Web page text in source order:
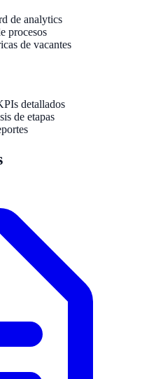
de analytics
procesos
de vacantes
detallados
de etapas